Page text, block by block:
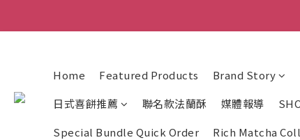
Home Featured Products Brand Story
日式喜餅推薦
聯名款法蘭酥 媒體報導
Special Bundle Quick Order
Rich Matcha